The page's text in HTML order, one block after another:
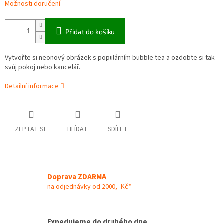
Možnosti doručení
Přidat do košíku
Vytvořte si neonový obrázek s populárním bubble tea a ozdobte si tak
svůj pokoj nebo kancelář.
Detailní informace
ZEPTAT SE HLÍDAT SDÍLET
Doprava ZDARMA
na odjednávky od 2000,- Kč*